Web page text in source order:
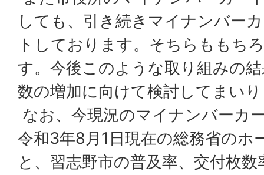
しても、引き続きマイナンバー
トしております。そちらももち
す。今後このような取り組みの
数の増加に向けて検討してまい
なお、今現況のマイナンバーカ
令和3年8月1日現在の総務省のホ
と、習志野市の普及率、交付枚